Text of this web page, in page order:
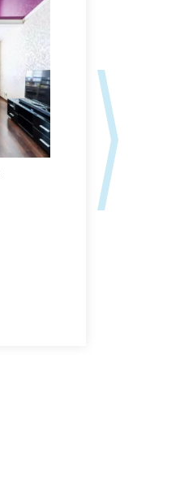
Квартира с видом на
ул.Галимджана Баруди,
2+2+2